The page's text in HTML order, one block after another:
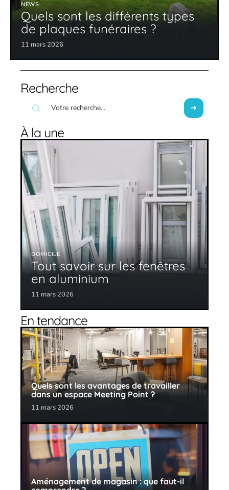
NEWS
Quels sont les différents types
de plaques funéraires ?
11 mars 2026
Recherche
À la une
DOMICILE
Tout savoir sur les fenêtres
en aluminium
11 mars 2026
En tendance
Quels sont les avantages de travailler
dans un espace Meeting Point ?
11 mars 2026
Aménagement de magasin : que faut-il